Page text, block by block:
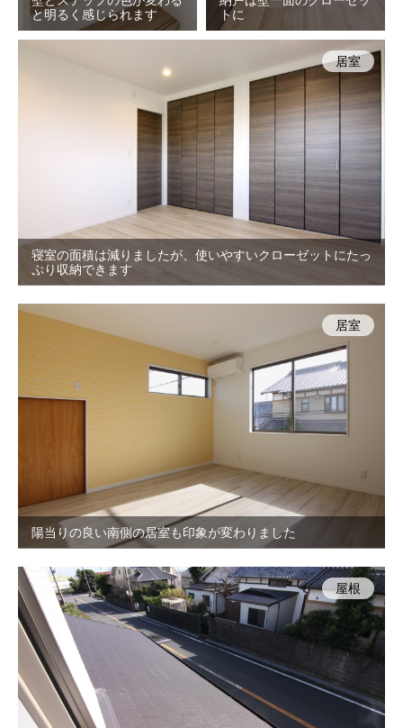
と明るく感じられます
トに
寝室の面積は減りましたが、使いやすいクローゼットにたっ
ぷり収納できます
居室
陽当りの良い南側の居室も印象が変わりました
居室
屋根